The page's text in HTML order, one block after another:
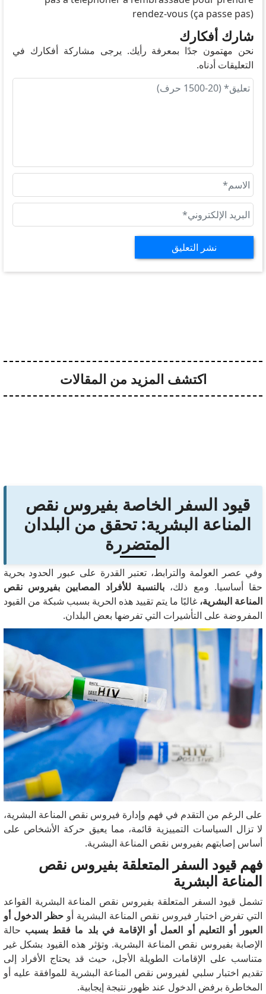
rendez-vous (ça passe pas)
شارك أفكارك
نحن مهتمون جدًا بمعرفة رأيك. يرجى مشاركة أفكارك في
التعليقات أدناه.
نشر التعليق
اكتشف المزيد من المقالات
قيود السفر الخاصة بفيروس نقص
المناعة البشرية: تحقق من البلدان
المتضررة
وفي عصر العولمة والترابط، تعتبر القدرة على عبور الحدود بحرية
حقا أساسيا. ومع ذلك، بالنسبة للأفراد المصابين بفيروس نقص
المناعة البشرية، غالبًا ما يتم تقييد هذه الحرية بسبب شبكة من القيود
المفروضة على التأشيرات التي تفرضها بعض البلدان.
على الرغم من التقدم في فهم وإدارة فيروس نقص المناعة البشرية،
لا تزال السياسات التمييزية قائمة، مما يعيق حركة الأشخاص على
أساس إصابتهم بفيروس نقص المناعة البشرية.
فهم قيود السفر المتعلقة بفيروس نقص
المناعة البشرية
تشمل قيود السفر المتعلقة بفيروس نقص المناعة البشرية القواعد
التي تفرض اختبار فيروس نقص المناعة البشرية أوحظر الدخول أو
العبور أو التعليم أو العمل أو الإقامة في بلد ما فقط بسبب حالة
الإصابة بفيروس نقص المناعة البشرية. وتؤثر هذه القيود بشكل غير
متناسب على الإقامات الطويلة الأجل، حيث قد يحتاج الأفراد إلى
تقديم اختبار سلبي لفيروس نقص المناعة البشرية للموافقة عليه أو
المخاطرة برفض الدخول عند ظهور نتيجة إيجابية.